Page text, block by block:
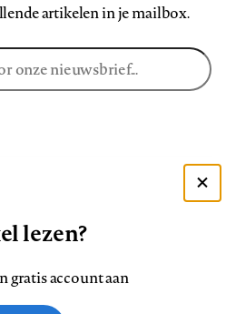
artikelen in je mailbox.
Volg
ons
op
ons
Privacy
lezen?
gratis account aan